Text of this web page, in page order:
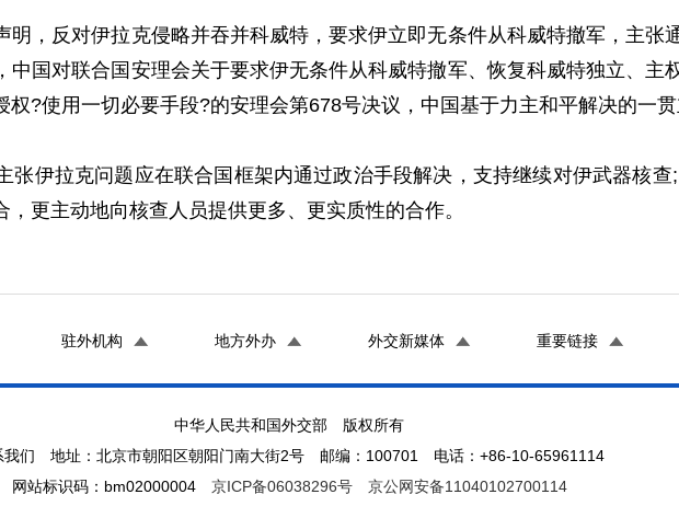
反对伊拉克侵略并吞并科威特，要求伊立即无条件从科威特撤军，主张
中国对联合国安理会关于要求伊无条件从科威特撤军、恢复科威特独立、主
?使用一切必要手段?的安理会第678号决议，中国基于力主和平解决的一贯
伊拉克问题应在联合国框架内通过政治手段解决，支持继续对伊武器核查
更主动地向核查人员提供更多、更实质性的合作。
驻外机构 地方外办 外交新媒体 重要链接
中华人民共和国外交部 版权所有
我们 地址：北京市朝阳区朝阳门南大街2号 邮编：100701 电话：+86-10-65961114
网站标识码：bm02000004 京ICP备06038296号 京公网安备11040102700114